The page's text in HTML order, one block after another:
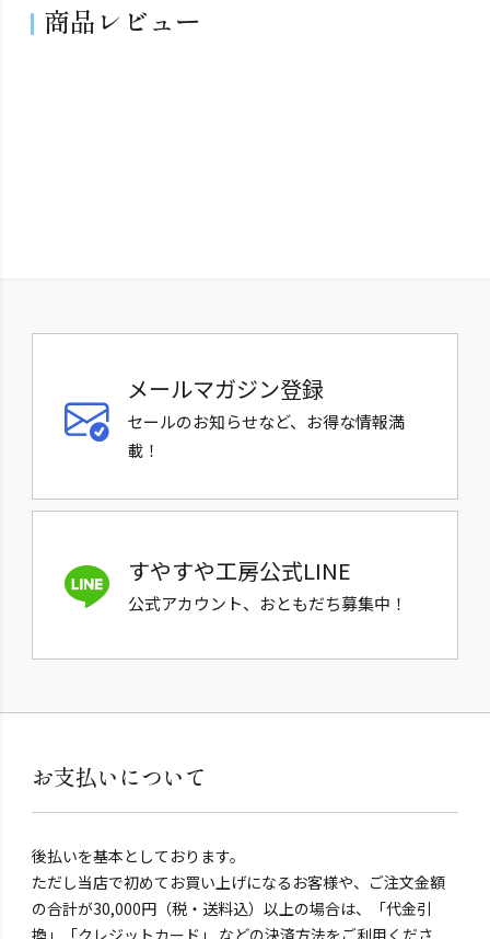
商品レビュー
メールマガジン登録
セールのお知らせなど、お得な情報満
載！
すやすや工房公式LINE
公式アカウント、おともだち募集中！
お支払いについて
後払いを基本としております。
ただし当店で初めてお買い上げになるお客様や、ご注文金額
の合計が30,000円（税・送料込）以上の場合は、「代金引
換」「クレジットカード」 などの決済方法をご利用くださ